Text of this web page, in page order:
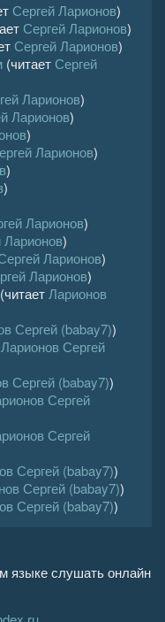
Сергей Ларионов)
Сергей Ларионов)
Сергей Ларионов)
(читает Сергей
Ларионов)
Ларионов)
)
Ларионов)
)
)
Ларионов)
Ларионов)
Ларионов)
Ларионов)
(читает Ларионов
Сергей (babay7))
Ларионов Сергей
Сергей (babay7))
Сергей
Сергей
Сергей (babay7))
Сергей (babay7))
Сергей (babay7))
языке слушать онлайн